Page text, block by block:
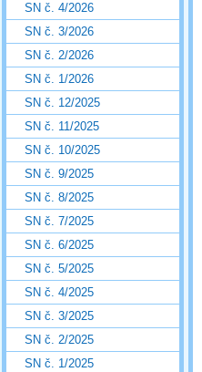
SN č. 4/2026
SN č. 3/2026
SN č. 2/2026
SN č. 1/2026
SN č. 12/2025
SN č. 11/2025
SN č. 10/2025
SN č. 9/2025
SN č. 8/2025
SN č. 7/2025
SN č. 6/2025
SN č. 5/2025
SN č. 4/2025
SN č. 3/2025
SN č. 2/2025
SN č. 1/2025